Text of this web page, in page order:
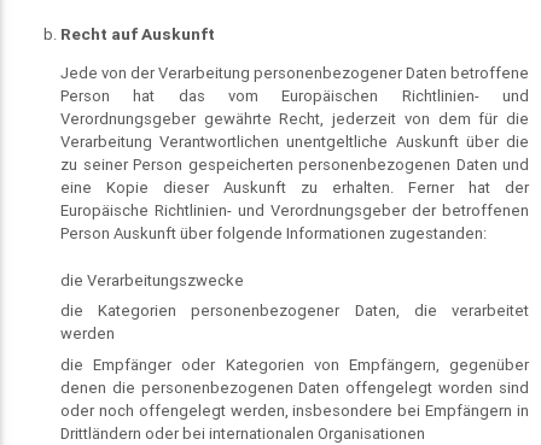
Recht aufAuskunft
Jede von der Verarbeitung personenbezogener Daten betroffene
Person hat das vom Europäischen Richtlinien- und
Verordnungsgeber gewährte Recht, jederzeit von dem für die
Verarbeitung Verantwortlichen unentgeltliche Auskunft über die
zu seiner Person gespeicherten personenbezogenen Daten und
eine Kopie dieser Auskunft zu erhalten. Ferner hat der
Europäische Richtlinien- und Verordnungsgeber der betroffenen
Person Auskunft über folgende Informationen zugestanden:
die Verarbeitungszwecke
die Kategorien personenbezogener Daten, die verarbeitet
werden
die Empfänger oder Kategorien von Empfängern, gegenüber
denen die personenbezogenen Daten offengelegt worden sind
oder noch offengelegt werden, insbesondere bei Empfängern in
Drittländern oder bei internationalen Organisationen